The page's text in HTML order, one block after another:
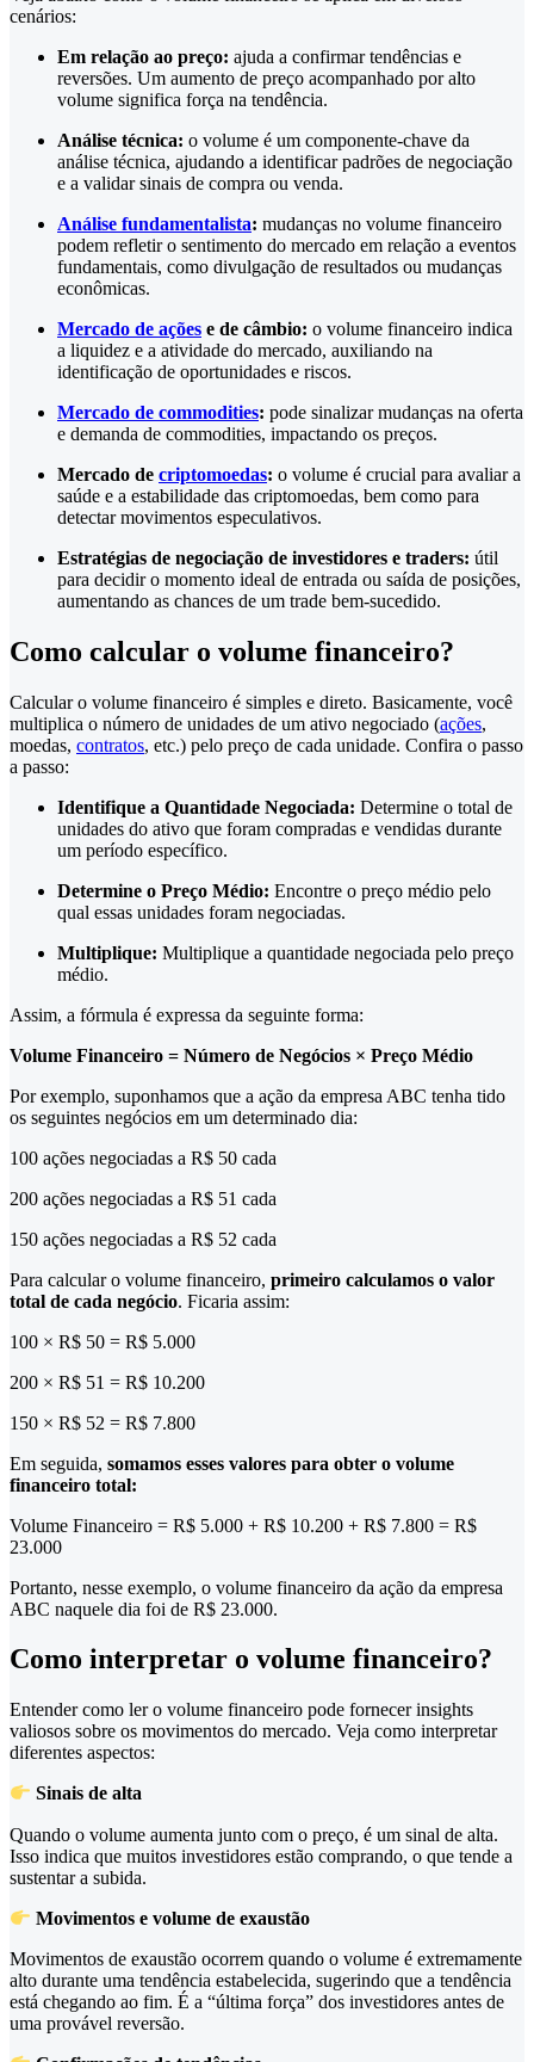
cenários:
Em relação ao preço: ajuda a confirmar tendências e
reversões. Um aumento de preço acompanhado por alto
volume significa força na tendência.
Análise técnica: o volume é um componente-chave da
análise técnica, ajudando a identificar padrões de negociação
e a validar sinais de compra ou venda.
Análise fundamentalista: mudanças no volume financeiro
podem refletir o sentimento do mercado em relação a eventos
fundamentais, como divulgação de resultados ou mudanças
econômicas.
Mercado de ações e de câmbio: o volume financeiro indica
a liquidez e a atividade do mercado, auxiliando na
identificação de oportunidades e riscos.
Mercado de commodities: pode sinalizar mudanças na oferta
e demanda de commodities, impactando os preços.
Mercado de criptomoedas: o volume é crucial para avaliar a
saúde e a estabilidade das criptomoedas, bem como para
detectar movimentos especulativos.
Estratégias de negociação de investidores e traders: útil
para decidir o momento ideal de entrada ou saída de posições,
aumentando as chances de um trade bem-sucedido.
Como calcular o volume financeiro?
Calcular o volume financeiro é simples e direto. Basicamente, você
multiplica o número de unidades de um ativo negociado (ações,
moedas, contratos, etc.) pelo preço de cada unidade. Confira o passo
a passo:
Identifique a Quantidade Negociada: Determine o total de
unidades do ativo que foram compradas e vendidas durante
um período específico.
Determine o Preço Médio: Encontre o preço médio pelo
qual essas unidades foram negociadas.
Multiplique: Multiplique a quantidade negociada pelo preço
médio.
Assim, a fórmula é expressa da seguinte forma:
Volume Financeiro = Número de Negócios × Preço Médio
Por exemplo, suponhamos que a ação da empresa ABC tenha tido
os seguintes negócios em um determinado dia:
100 ações negociadas a R$ 50 cada
200 ações negociadas a R$ 51 cada
150 ações negociadas a R$ 52 cada
Para calcular o volume financeiro, primeiro calculamos o valor
total de cada negócio. Ficaria assim:
100 × R$ 50 = R$ 5.000
200 × R$ 51 = R$ 10.200
150 × R$ 52 = R$ 7.800
Em seguida, somamos esses valores para obter o volume
financeiro total:
Volume Financeiro = R$ 5.000 + R$ 10.200 + R$ 7.800 = R$
23.000
Portanto, nesse exemplo, o volume financeiro da ação da empresa
ABC naquele dia foi de R$ 23.000.
Como interpretar o volume financeiro?
Entender como ler o volume financeiro pode fornecer insights
valiosos sobre os movimentos do mercado. Veja como interpretar
diferentes aspectos:
Sinais de alta
Quando o volume aumenta junto com o preço, é um sinal de alta.
Isso indica que muitos investidores estão comprando, o que tende a
sustentar a subida.
Movimentos e volume de exaustão
Movimentos de exaustão ocorrem quando o volume é extremamente
alto durante uma tendência estabelecida, sugerindo que a tendência
está chegando ao fim. É a “última força” dos investidores antes de
uma provável reversão.